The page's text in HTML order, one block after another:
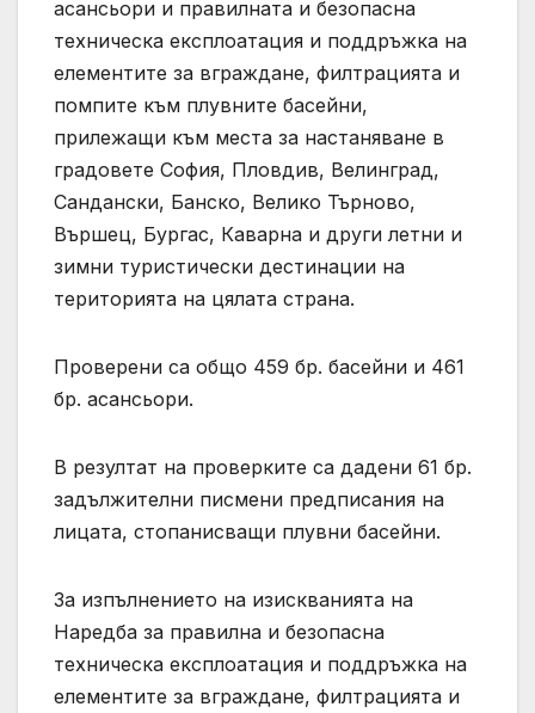
асансьори и правилната и безопасна
техническа експлоатация и поддръжка на
елементите за вграждане, филтрацията и
помпите към плувните басейни,
прилежащи към места за настаняване в
градовете София, Пловдив, Велинград,
Сандански, Банско, Велико Търново,
Вършец, Бургас, Каварна и други летни и
зимни туристически дестинации на
територията на цялата страна.
Проверени са общо 459 бр. басейни и 461
бр. асансьори.
В резултат на проверките са дадени 61 бр.
задължителни писмени предписания на
лицата, стопанисващи плувни басейни.
За изпълнението на изискванията на
Наредба за правилна и безопасна
техническа експлоатация и поддръжка на
елементите за вграждане, филтрацията и